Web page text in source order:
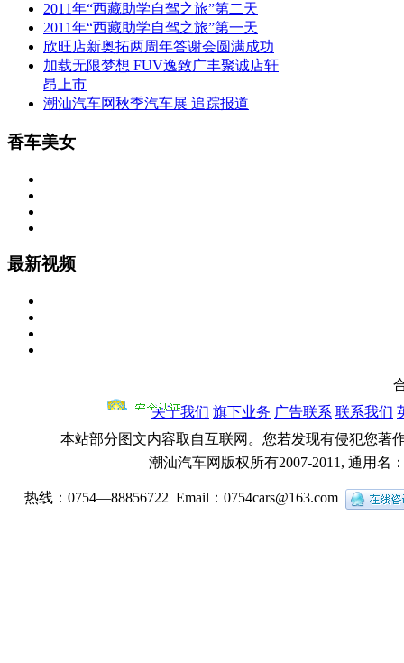
2011年“西藏助学自驾之旅”第二天
2011年“西藏助学自驾之旅”第一天
欣旺店新奥拓两周年答谢会圆满成功
加载无限梦想 FUV逸致广丰聚诚店轩
昂上市
潮汕汽车网秋季汽车展 追踪报道
香车美女
最新视频
关于我们 旗下业务 广告联系 联系我们
本站部分图文内容取自互联网。您若发现有侵犯您著
潮汕汽车网版权所有2007-2011, 通用名
热线：0754—88856722 Email： 0754cars@163.com